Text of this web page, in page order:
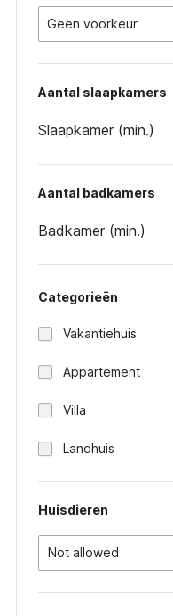
Geen voorkeur
Aantal slaapkamers
Slaapkamer (min.)
Aantal badkamers
Badkamer (min.)
Categorieën
Vakantiehuis
Appartement
Villa
Landhuis
Huisdieren
Not allowed